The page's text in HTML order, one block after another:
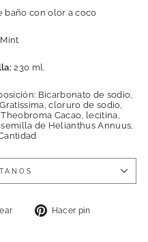
baño con olor a coco
Mint
230 ml.
Bicarbonato de sodio,
cloruro de sodio,
Cacao, lecitina,
de Helianthus Annuus,
TuitearHacer pin